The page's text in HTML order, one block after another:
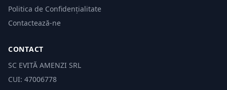
Politica de Confidențialitate
Contactează-ne
CONTACT
SC EVITĂ AMENZI SRL
CUI: 47006778